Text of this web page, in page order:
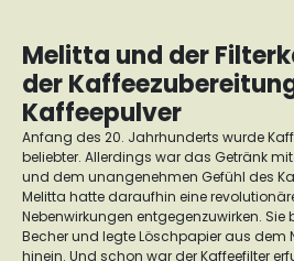
Melitta und der
der
Kaffeepulver
Anfang des 20. Jahrhunderts wurde
beliebter. Allerdings war das Getränk
und dem unangenehmen Gefühl des
Melitta hatte daraufhin eine
Nebenwirkungen entgegenzuwirken. Sie
Becher und legte Löschpapier aus dem
hinein. Und schon war der Kaffeefilter